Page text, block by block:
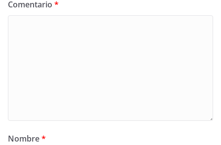
Comentario *
Nombre*